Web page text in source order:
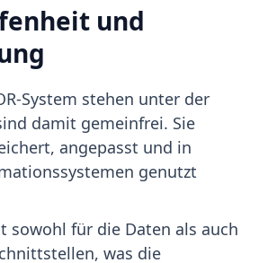
und
System stehen unter der
damit gemeinfrei. Sie
angepasst und in
genutzt
sowohl für die Daten als auch
was die